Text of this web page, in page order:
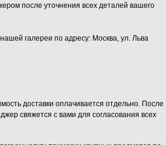
после уточнения всех деталей вашего
галереи по адресу: Москва, ул. Льва
доставки оплачивается отдельно. После
свяжется с вами для согласования всех